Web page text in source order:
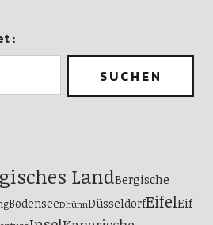
:
LandBergische
BodenseeDhünnDüsseldorfEifelEif